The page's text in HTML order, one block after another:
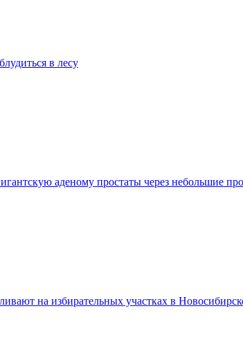
в лесу
аденому простаты через небольшие
на избирательных участках в